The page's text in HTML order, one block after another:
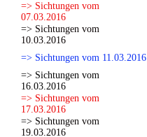
=> Sichtungen vom
07.03.2016
=> Sichtungen vom
10.03.2016
=> Sichtungen vom 11.03.2016
=> Sichtungen vom
16.03.2016
=> Sichtungen vom
17.03.2016
=> Sichtungen vom
19.03.2016